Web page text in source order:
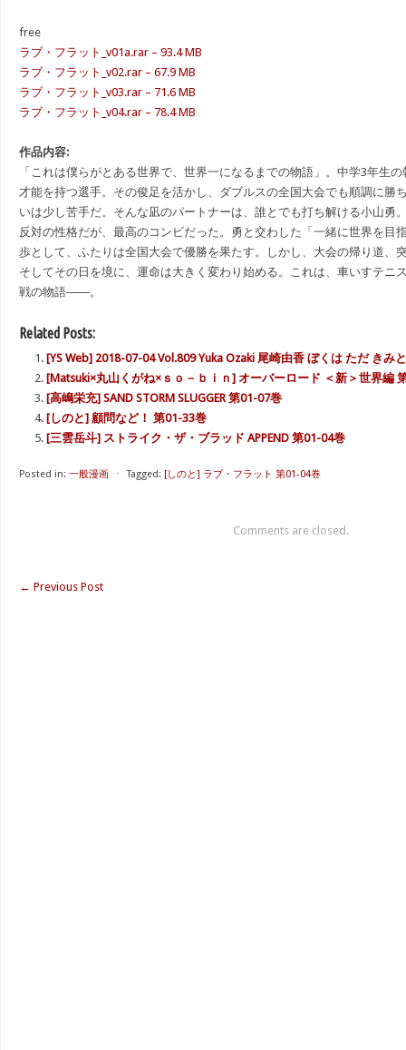
free
ラブ・フラット_v01a.rar – 93.4 MB
ラブ・フラット_v02.rar – 67.9 MB
ラブ・フラット_v03.rar – 71.6 MB
ラブ・フラット_v04.rar – 78.4 MB
作品内容:
「これは僕らがとある世界で、世界一になるまでの物語」。中学3年生
才能を持つ選手。その俊足を活かし、ダブルスの全国大会でも順調に勝
いは少し苦手だ。そんな凪のパートナーは、誰とでも打ち解ける小山勇
反対の性格だが、最高のコンビだった。勇と交わした「一緒に世界を目
歩として、ふたりは全国大会で優勝を果たす。しかし、大会の帰り道、
そしてその日を境に、運命は大きく変わり始める。これは、車いすテニ
戦の物語――。
Related Posts:
[YS Web] 2018-07-04 Vol.809 Yuka Ozaki 尾崎由香 ぼくは ただ きみと
[Matsuki×丸山くがね×ｓｏ－ｂｉｎ] オーバーロード ＜新＞世界編
[高嶋栄充] SAND STORM SLUGGER 第01-07巻
[しのと] 顧問など！ 第01-33巻
[三雲岳斗] ストライク・ザ・ブラッド APPEND 第01-04巻
Posted in: 一般漫画 ⋅ Tagged: [しのと] ラブ・フラット 第01-04巻
Comments are closed.
← Previous Post